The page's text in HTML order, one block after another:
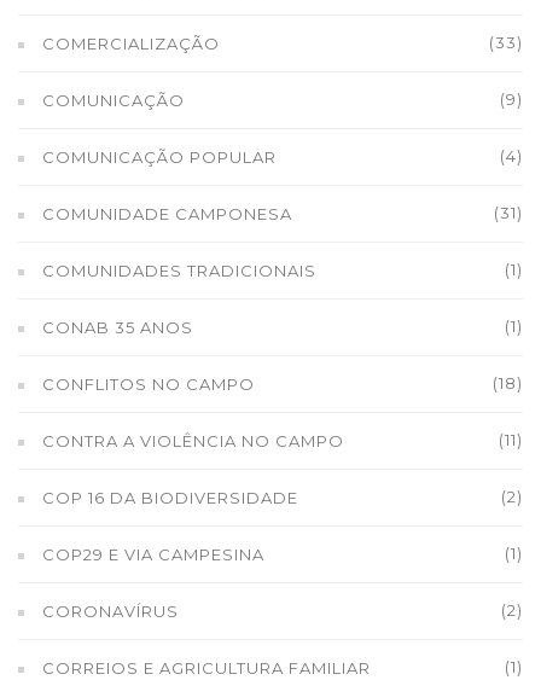
COMERCIALIZAÇÃO (33)
COMUNICAÇÃO (9)
COMUNICAÇÃO POPULAR (4)
COMUNIDADE CAMPONESA (31)
COMUNIDADES TRADICIONAIS (1)
CONAB 35 ANOS (1)
CONFLITOS NO CAMPO (18)
CONTRA A VIOLÊNCIA NO CAMPO (11)
COP 16 DA BIODIVERSIDADE (2)
COP29 E VIA CAMPESINA (1)
CORONAVÍRUS (2)
CORREIOS E AGRICULTURA FAMILIAR (1)